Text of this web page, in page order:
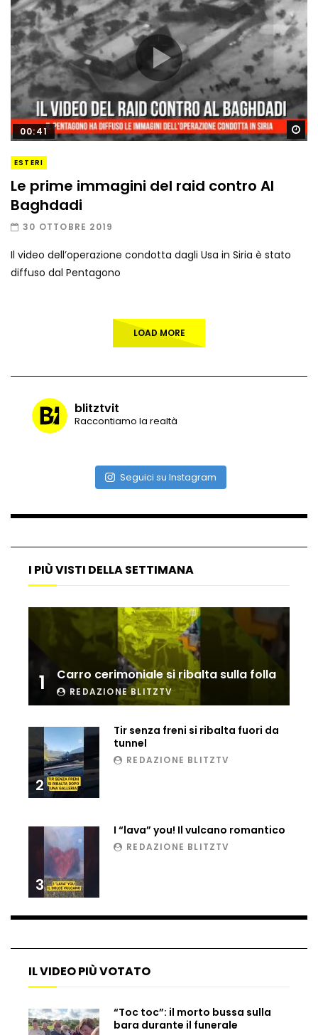
00:41
ESTERI
Le prime immagini del raid contro Al
Baghdadi
30 OTTOBRE 2019
Il video dell’operazione condotta dagli Usa in Siria è stato
diffuso dal Pentagono
LOAD MORE
blitztvit
Raccontiamo la realtà
Seguici su Instagram
I PIÙ VISTI DELLA SETTIMANA
1 Carro cerimoniale si ribalta sulla folla
REDAZIONE BLITZTV
2
Tir senza freni si ribalta fuori da
tunnel
REDAZIONE BLITZTV
3
I “lava” you! Il vulcano romantico
REDAZIONE BLITZTV
IL VIDEO PIÙ VOTATO
“Toc toc”: il morto bussa sulla
bara durante il funerale